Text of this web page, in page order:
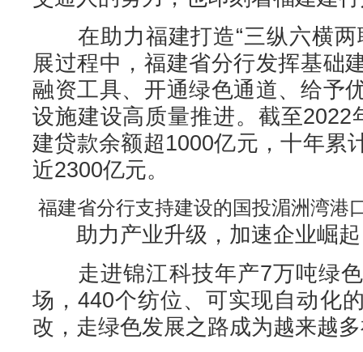
在助力福建打造“三纵六横两
展过程中，福建省分行发挥基础
融资工具、开通绿色通道、给予
设施建设高质量推进。截至
建贷款余额超1000亿元，十年累
近2300亿元。
福建省分行支持建设的国投湄洲湾港
助力产业升级，加速企业崛起
走进锦江科技年产7万吨绿色
场，440个纺位、可实现自动
改，走绿色发展之路成为越来越